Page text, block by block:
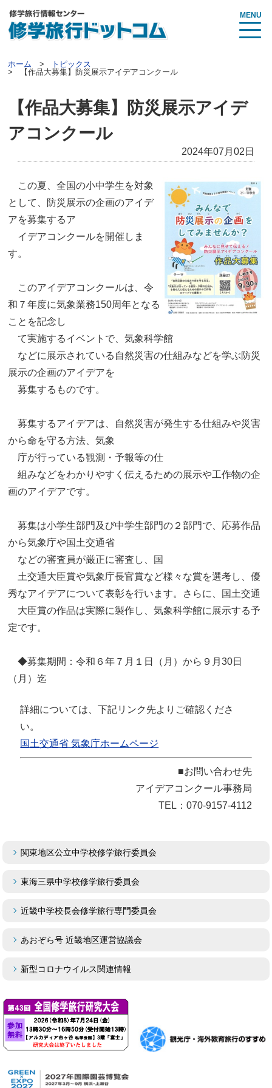
MENU
ホーム
トピックス
【作品大募集】防災展示アイデアコンクール
【作品大募集】防災展示アイデ
アコンクール
2024年07月02日
この夏、全国の小中学生を対象
として、防災展示の企画のアイデ
アを募集するア
イデアコンクールを開催しま
す。
このアイデアコンクールは、令
和７年度に気象業務150周年となる
ことを記念し
て実施するイベントで、気象科学館
などに展示されている自然災害の仕組みなどを学ぶ防災
展示の企画のアイデアを
募集するものです。
募集するアイデアは、自然災害が発生する仕組みや災害
から命を守る方法、気象
庁が行っている観測・予報等の仕
組みなどをわかりやすく伝えるための展示や工作物の企
画のアイデアです。
募集は小学生部門及び中学生部門の２部門で、応募作品
から気象庁や国土交通省
などの審査員が厳正に審査し、国
土交通大臣賞や気象庁長官賞など様々な賞を選考し、優
秀なアイデアについて表彰を行います。さらに、国土交通
大臣賞の作品は実際に製作し、気象科学館に展示する予
定です。
◆募集期間：令和６年７月１日（月）から９月30日
（月）迄
詳細については、下記リンク先よりご確認くださ
い。
国土交通省 気象庁ホームページ
■お問い合わせ先
アイデアコンクール事務局
TEL：070-9157-4112
関東地区公立中学校修学旅行委員会
東海三県中学校修学旅行委員会
近畿中学校長会修学旅行専門委員会
あおぞら号 近畿地区運営協議会
新型コロナウイルス関連情報